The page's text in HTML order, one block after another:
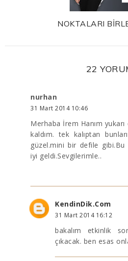
NOKTALARI
22
nurhan
31 Mart 2014 10:46
Merhaba İrem Hanım
kaldım. tek kalıptan
güzel.mini bir defile
iyi geldi.Sevgilerimle..
KendinDik.Com
31 Mart 2014 16:12
bakalım etkinlik
çıkacak. ben esas